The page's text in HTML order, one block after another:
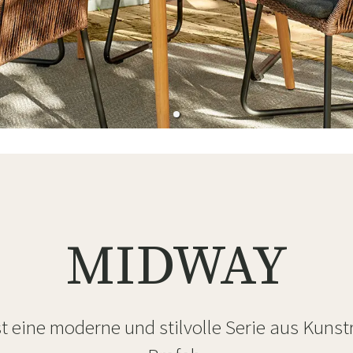
Wartungsprodukte
Kleine Aufbewahrung
MIDWAY
eine moderne und stilvolle Serie aus